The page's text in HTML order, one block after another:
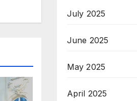
July 2025
June 2025
May 2025
April 2025